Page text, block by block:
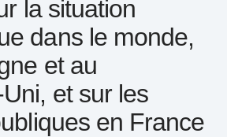
la situation
dans le monde,
et au
et sur les
en France